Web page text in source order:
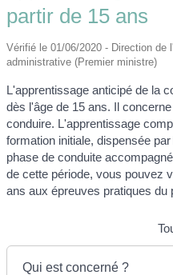
partir de 15 ans
Vérifié le 01/06/2020 - Direction de
administrative (Premier ministre)
L'apprentissage anticipé de la
dès l'âge de 15 ans. Il
conduire. L'apprentissage
formation initiale, dispensée
phase de conduite
de cette période, vous pouvez
ans aux épreuves pratiques du
Qui est concerné ?